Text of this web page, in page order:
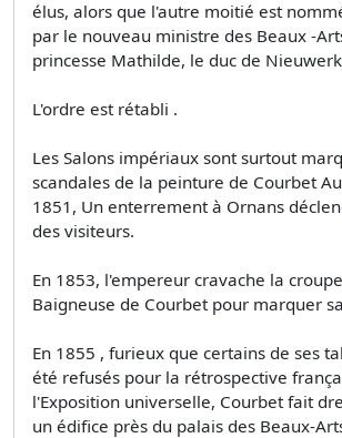
élus, alors que l'autre moitié est
par le nouveau ministre des Beaux -
princesse Mathilde, le duc de
L'ordre est rétabli .
Les Salons impériaux sont surtout
scandales de la peinture de Courbet
1851, Un enterrement à Ornans
des visiteurs.
En 1853, l'empereur cravache la
Baigneuse de Courbet pour marquer
En 1855 , furieux que certains de ses
été refusés pour la rétrospective
l'Exposition universelle, Courbet fait
un édifice près du palais des Beaux-